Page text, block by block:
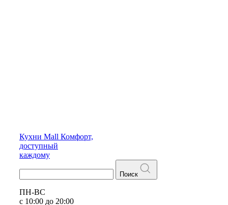
Кухни Mall Комфорт,
доступный
каждому
Поиск
ПН-ВС
с 10:00 до 20:00